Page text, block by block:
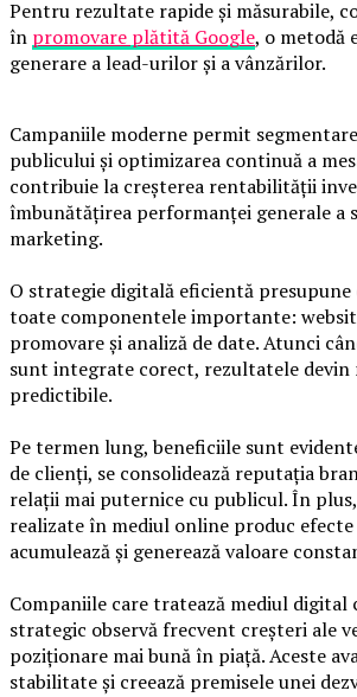
Pentru rezultate rapide și măsurabile,
în promovare plătită Google, o metodă
generare a lead-urilor și a vânzărilor.
Campaniile moderne permit
publicului și optimizarea continuă a
contribuie la creșterea rentabilității
îmbunătățirea performanței generale a
marketing.
O strategie digitală eficientă
toate componentele importante:
promovare și analiză de date. Atunci
sunt integrate corect, rezultatele devin
predictibile.
Pe termen lung, beneficiile sunt
de clienți, se consolidează reputația
relații mai puternice cu publicul. În
realizate în mediul online produc efecte
acumulează și generează valoare
Companiile care tratează mediul digital
strategic observă frecvent creșteri ale
poziționare mai bună în piață. Aceste
stabilitate și creează premisele unei